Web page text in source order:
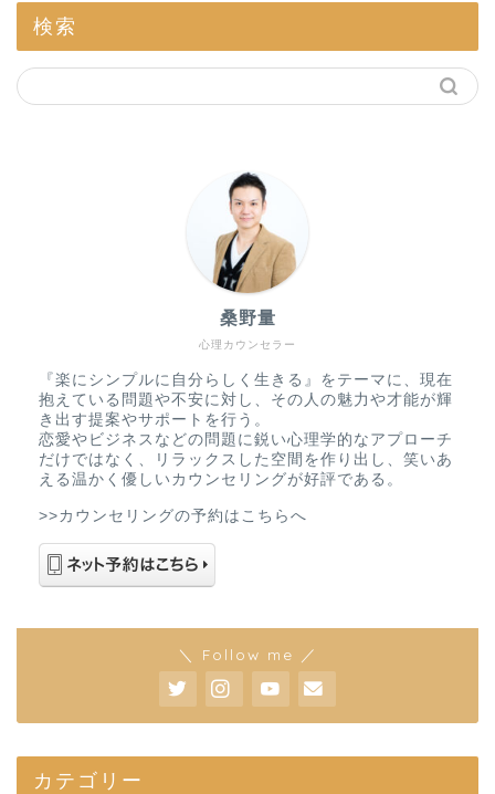
検索
心理カウンセラー
桑野量
『楽にシンプルに自分らしく生きる』をテーマに、現在
抱えている問題や不安に対し、その人の魅力や才能が輝
き出す提案やサポートを行う。
恋愛やビジネスなどの問題に鋭い心理学的なアプローチ
だけではなく、リラックスした空間を作り出し、笑いあ
える温かく優しいカウンセリングが好評である。
>>カウンセリングの予約はこちらへ
＼ Follow me ／
カテゴリー